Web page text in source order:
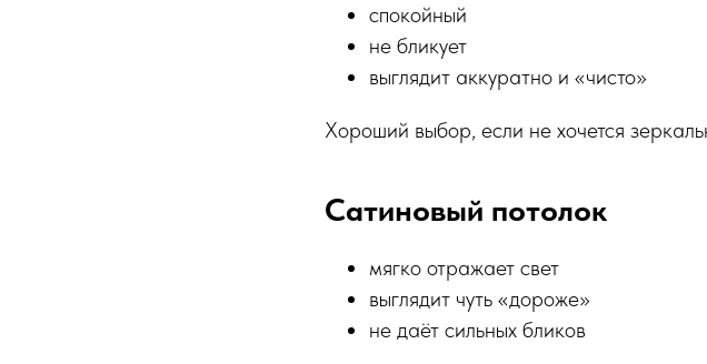
спокойный
не бликует
выглядит аккуратно и «чисто»
Хороший выбор, если не хочется
Сатиновый потолок
мягко отражает свет
выглядит чуть «дороже»
не даёт сильных бликов